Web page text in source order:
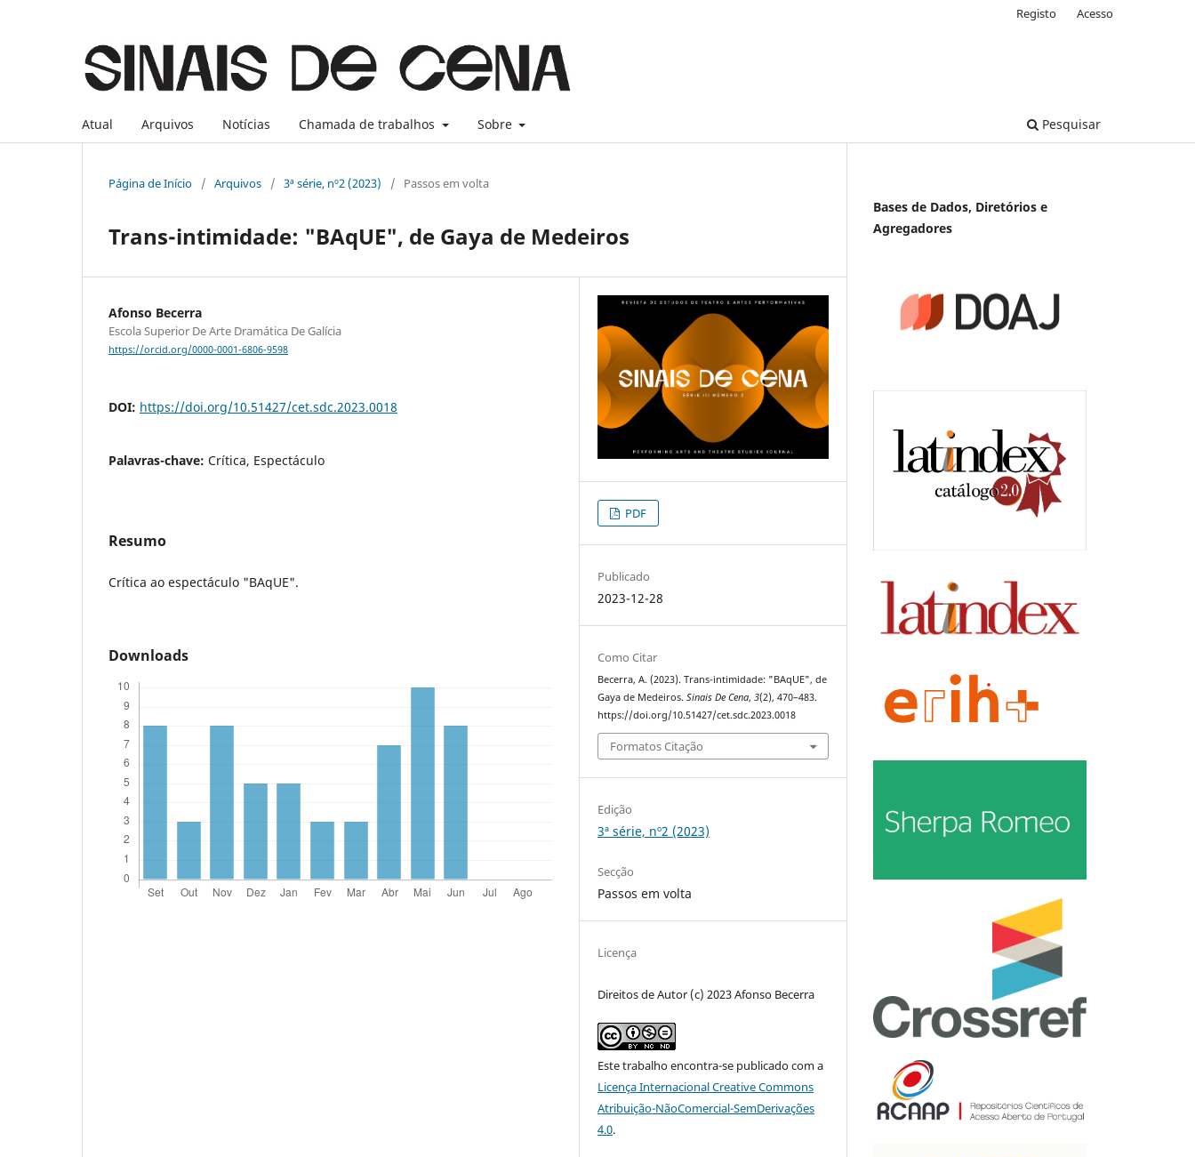
Atual Arquivos Notícias Chamada de trabalhos Sobre Pesquisar
Registo Acesso
Página de Início / Arquivos / 3ª série, nº2 (2023) / Passos em volta
Trans-intimidade: "BAqUE", de Gaya de Medeiros
Afonso Becerra
Escola Superior De Arte Dramática De Galícia
https://orcid.org/0000-0001-6806-9598
DOI: https://doi.org/10.51427/cet.sdc.2023.0018
Palavras-chave: Crítica, Espectáculo
Resumo
Crítica ao espectáculo "BAqUE".
Downloads
PDF
Publicado
2023-12-28
Como Citar
Becerra, A. (2023). Trans-intimidade: "BAqUE", de
Gaya de Medeiros.Sinais De Cena,3(2), 470–483.
https://doi.org/10.51427/cet.sdc.2023.0018
Formatos Citação
Edição
3ª série, nº2 (2023)
Secção
Passos em volta
Licença
Direitos de Autor (c) 2023 Afonso Becerra
Este trabalho encontra-se publicado com a
Licença Internacional Creative Commons
Atribuição-NãoComercial-SemDerivações
4.0.
Bases de Dados, Diretórios e
Agregadores